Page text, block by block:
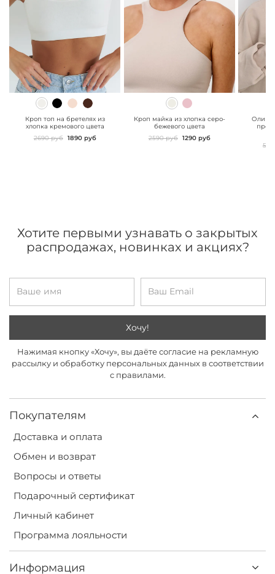
" class="js-prevent-
images">
Кроп топ на бретелях из
хлопка кремового цвета
2690 руб 1890 руб
" class="js-prevent-
Кроп майка из хлопка серо-
бежевого цвета
2590 руб 1290 руб
Покупателям
Доставка и оплата
Обмен и возврат
Вопросы и ответы
Подарочный сертификат
Личный кабинет
Программа лояльности
Информация
Хотите первыми узнавать о закрытых
распродажах, новинках и акциях?
Хочу!
Нажимая кнопку «Хочу», вы даёте согласие на рекламную
рассылку и обработку персональных данных в соответствии
с правилами.